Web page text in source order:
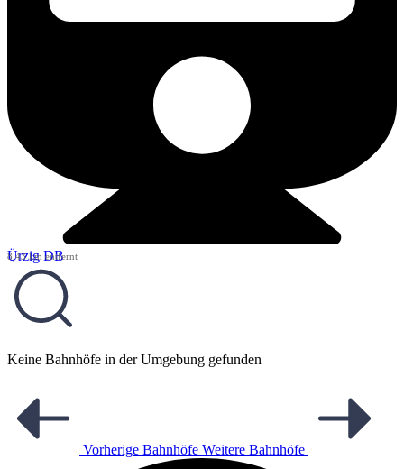
Ürzig DB
8,43 km entfernt
Keine Bahnhöfe in der Umgebung gefunden
Vorherige Bahnhöfe Weitere Bahnhöfe